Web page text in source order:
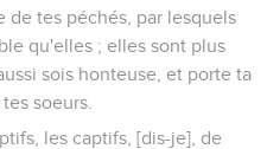
de tes péchés, par lesquels
qu'elles ; elles sont plus
sois honteuse, et porte ta
soeurs.
les captifs, [dis-je], de